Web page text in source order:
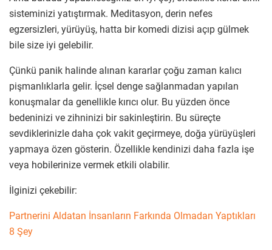
sisteminizi yatıştırmak. Meditasyon, derin nefes
egzersizleri, yürüyüş, hatta bir komedi dizisi açıp gülmek
bile size iyi gelebilir.
Çünkü panik halinde alınan kararlar çoğu zaman kalıcı
pişmanlıklarla gelir. İçsel denge sağlanmadan yapılan
konuşmalar da genellikle kırıcı olur. Bu yüzden önce
bedeninizi ve zihninizi bir sakinleştirin. Bu süreçte
sevdiklerinizle daha çok vakit geçirmeye, doğa yürüyüşleri
yapmaya özen gösterin. Özellikle kendinizi daha fazla işe
veya hobilerinize vermek etkili olabilir.
İlginizi çekebilir:
Partnerini Aldatan İnsanların Farkında Olmadan Yaptıkları
8 Şey